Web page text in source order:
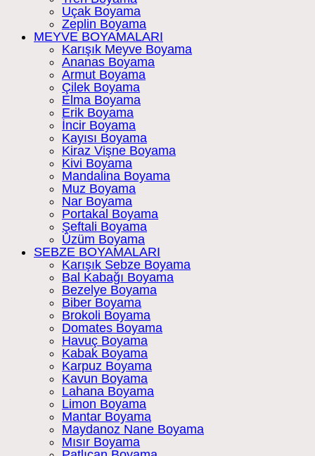
Uçak Boyama
Zeplin Boyama
MEYVE BOYAMALARI
Karışık Meyve Boyama
Ananas Boyama
Armut Boyama
Çilek Boyama
Elma Boyama
Erik Boyama
İncir Boyama
Kayısı Boyama
Kiraz Vişne Boyama
Kivi Boyama
Mandalina Boyama
Muz Boyama
Nar Boyama
Portakal Boyama
Şeftali Boyama
Üzüm Boyama
SEBZE BOYAMALARI
Karışık Sebze Boyama
Bal Kabağı Boyama
Bezelye Boyama
Biber Boyama
Brokoli Boyama
Domates Boyama
Havuç Boyama
Kabak Boyama
Karpuz Boyama
Kavun Boyama
Lahana Boyama
Limon Boyama
Mantar Boyama
Maydanoz Nane Boyama
Mısır Boyama